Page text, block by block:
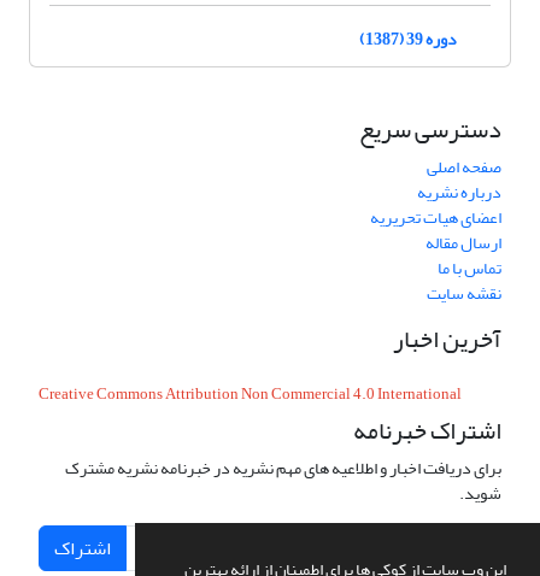
این وب سایت از کوکی ها برای اطمینان از ارائه بهترین
دوره 39 (1387)
دسترسی سریع
صفحه اصلی
درباره نشریه
اعضای هیات تحریریه
ارسال مقاله
تماس با ما
نقشه سایت
آخرین اخبار
Creative Commons Attribution Non Commercial 4.0 International
اشتراک خبرنامه
برای دریافت اخبار و اطلاعیه های مهم نشریه در خبرنامه نشریه مشترک
شوید.
اشتراک